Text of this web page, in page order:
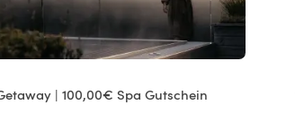
| 100,00€ Spa Gutschein